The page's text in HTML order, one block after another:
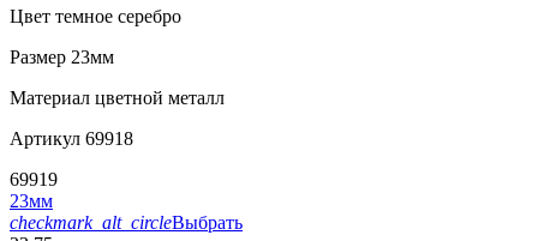
Цвет темное серебро
Размер 23мм
Материал цветной металл
Артикул 69918
69919
23мм
checkmark_alt_circleВыбрать